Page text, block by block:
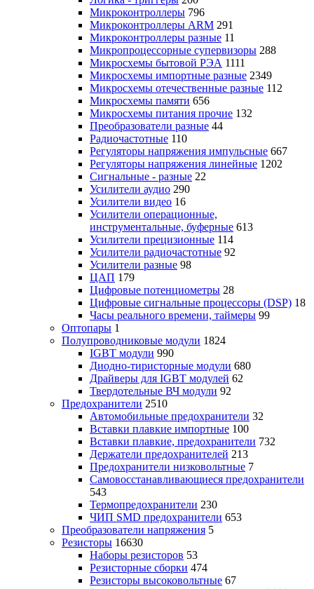
Микроконтроллеры 796
Микроконтроллеры ARM 291
Микроконтроллеры разные 11
Микропроцессорные супервизоры 288
Микросхемы бытовой РЭА 1111
Микросхемы импортные разные 2349
Микросхемы отечественные разные 112
Микросхемы памяти 656
Микросхемы питания прочие 132
Преобразователи разные 44
Радиочастотные 110
Регуляторы напряжения импульсные 667
Регуляторы напряжения линейные 1202
Сигнальные - разные 22
Усилители аудио 290
Усилители видео 16
Усилители операционные,
инструментальные, буферные 613
Усилители прецизионные 114
Усилители радиочастотные 92
Усилители разные 98
ЦАП 179
Цифровые потенциометры 28
Цифровые сигнальные процессоры (DSP) 18
Часы реального времени, таймеры 99
Оптопары 1
Полупроводниковые модули 1824
IGBT модули 990
Диодно-тиристорные модули 680
Драйверы для IGBT модулей 62
Твердотельные ВЧ модули 92
Предохранители 2510
Автомобильные предохранители 32
Вставки плавкие импортные 100
Вставки плавкие, предохранители 732
Держатели предохранителей 213
Предохранители низковольтные 7
Самовосстанавливающиеся предохранители
543
Термопредохранители 230
ЧИП SMD предохранители 653
Преобразователи напряжения 5
Резисторы 16630
Наборы резисторов 53
Резисторные сборки 474
Резисторы высоковольтные 67